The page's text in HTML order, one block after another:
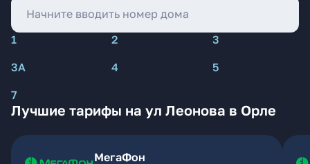
1 2
3
3А
4
5
7
Лучшие тарифы на ул Леонова в Орле
МегаФон